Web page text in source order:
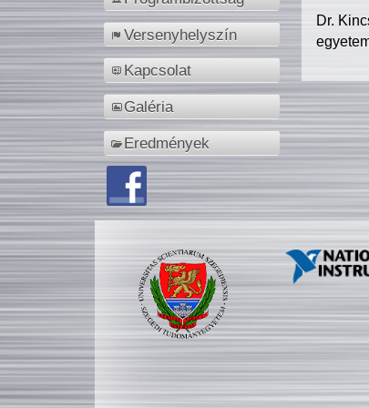
Versenyhelyszín
Kapcsolat
Galéria
Eredmények
Dr.